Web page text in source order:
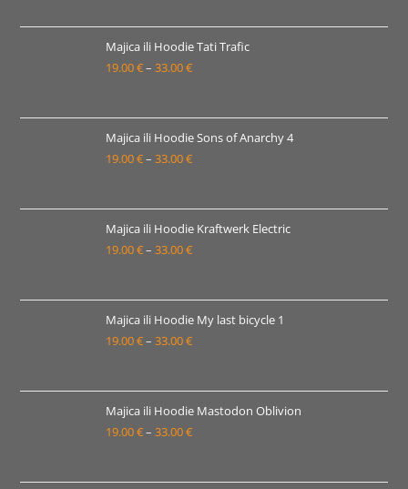
od
19.00 €
do
Majica ili Hoodie Tati Trafic
19.00€– 33.00€Raspon
od
19.00 €
do
Majica ili Hoodie Sons of Anarchy 4
19.00€– 33.00€Raspon
od
19.00 €
do
Majica ili Hoodie Kraftwerk Electric
19.00€– 33.00€Raspon
od
19.00 €
do
Majica ili Hoodie My last bicycle 1
19.00€– 33.00€Raspon
od
19.00 €
do
Majica ili Hoodie Mastodon Oblivion
19.00€– 33.00€Raspon
od